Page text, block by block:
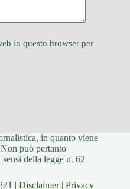
in questo browser per
in quanto viene
può pertanto
della legge n. 62
| Disclaimer| Privacy